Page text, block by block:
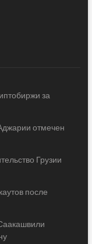
за
отмечен
Грузии
после